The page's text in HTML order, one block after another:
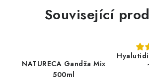
Související
NATURECA Gandža Mix
500ml